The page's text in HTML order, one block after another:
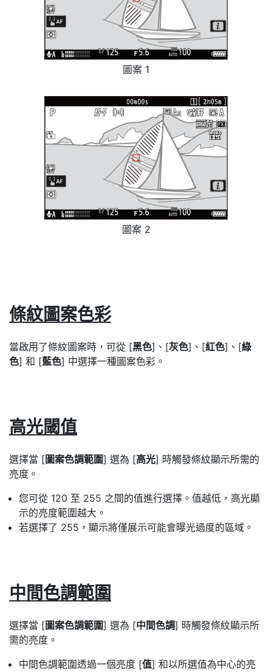
圖案 1
圖案 2
條紋圖案色彩
當啟用了條紋圖案時，可從 [黑色]、[灰色]、[紅色]、[綠
色] 和 [藍色] 中選擇一種圖案色彩。
高光閾值
選擇當 [圖案色調範圍] 選為 [高光] 時觸發條紋顯示所需的
亮度。
您可從 120 至 255 之間的值進行選擇。值越低，高光顯
示的亮度範圍越大。
若選擇了 255，顯示將僅展示可能會曝光過度的區域。
中間色調範圍
選擇當 [圖案色調範圍] 選為 [中間色調] 時觸發條紋顯示所
需的亮度。
中間色調範圍透過一個亮度 [值] 和以所選值為中心的亮